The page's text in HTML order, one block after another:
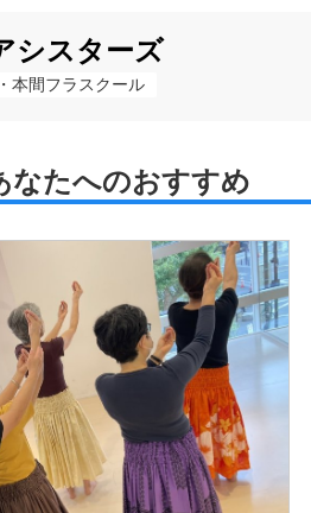
シスターズ
本間フラスクール